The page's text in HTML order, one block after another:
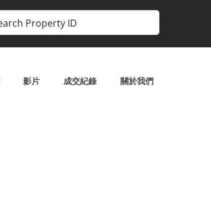
影片 成交紀錄 關於我們